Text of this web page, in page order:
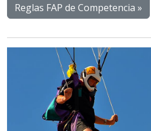
Reglas FAP de Competencia »